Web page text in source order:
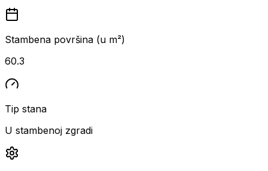
Stambena površina (u m²)
60.3
Tip stana
U stambenoj zgradi